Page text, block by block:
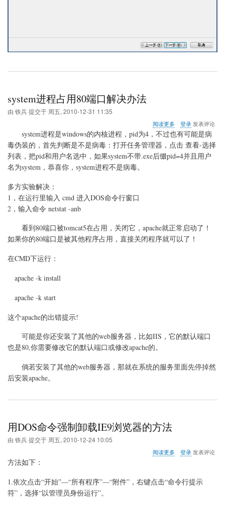
system进程占用80端口解决办法
由 铁兵提交于 周五, 2010-12-31 11:35
阅读更多
于
system
进
程
办
法
登录发表评论
system进程是windows的内核进程，pid为4，不过也有可能是病
毒伪装的，首先判断是不是病毒：打开任务管理器，点击 查看-选择
列表，把pid和用户名选中，如果system不带.exe后缀pid=4并且用户
名为system，恭喜你，system进程不是病毒。
多方实验解决：
1，在运行里输入 cmd 进入DOS命令行窗口
2，输入命令 netstat -anb
看到80端口被tomcat5在占用，关闭它，apache就正常启动了！
如果你的80端口是被其他程序占用，直接关闭程序就可以了！
在CMD下运行：
apache -k install
apache -k start
这个apache的出错提示!
可能是你还安装了其他的web服务器，比如IIS，它的默认端口
也是80,你需要修改它的默认端口或修改apache的。
倘若安装了其他的web服务器，那就在系统的服务里面先停掉然
后安装apache。
用DOS命令强制卸载IE9浏览器的方法
由 铁兵提交于 周五, 2010-12-24 10:05
阅读更多
命
登录发表评论
方法如下：
1.依次点击“开始”—“所有程序”—“附件”，右键点击“命令行提示
符”，选择“以管理员身份运行”。